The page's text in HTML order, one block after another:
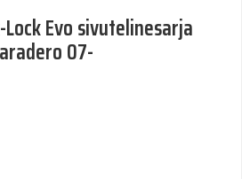
Evo sivutelinesarja
07-